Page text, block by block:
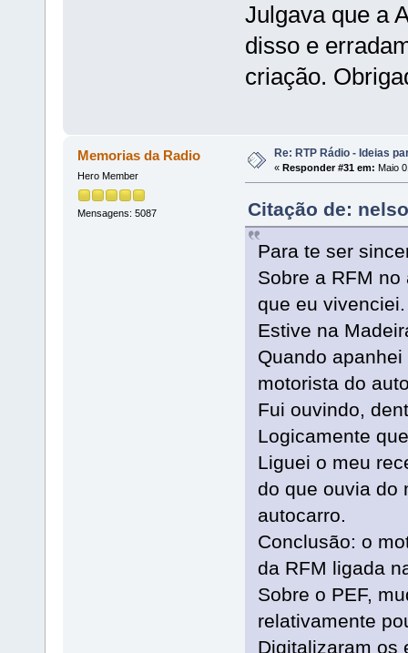
Julgava que a
disso e
criação.
Memorias da Radio
Hero Member
Mensagens: 5087
Re: RTP Rádio - Ideias
« Responder #31 em: Maio
Citação de:
Para te ser
Sobre a RFM
que eu vivenciei.
Estive na
Quando
motorista do
Fui ouvindo,
Logicamente
Liguei o meu
do que ouvia do
autocarro.
Conclusão: o
da RFM ligada
Sobre o PEF,
relativamente
Digitalizaram os